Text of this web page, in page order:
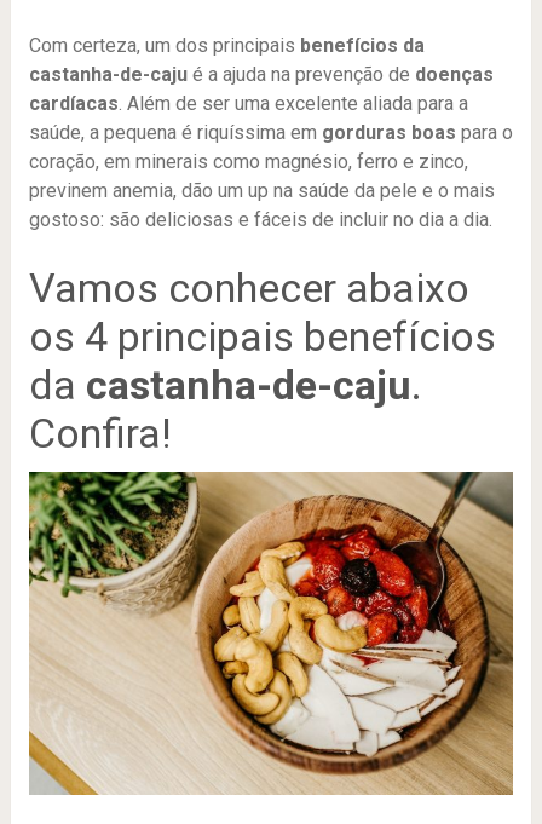
Com certeza, um dos principais benefícios da
castanha-de-cajué a ajuda na prevenção de doenças
cardíacas. Além de ser uma excelente aliada para a
saúde, a pequena é riquíssima em gorduras boas para o
coração, em minerais como magnésio, ferro e zinco,
previnem anemia, dão um up na saúde da pele e o mais
gostoso: são deliciosas e fáceis de incluir no dia a dia.
Vamos conhecer abaixo
os 4 principais benefícios
da castanha-de-caju.
Confira!